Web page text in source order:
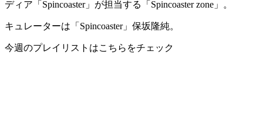
ディア「Spincoaster」が担当する「Spincoaster zone」。
キュレーターは「Spincoaster」保坂隆純。
今週のプレイリストはこちらをチェック